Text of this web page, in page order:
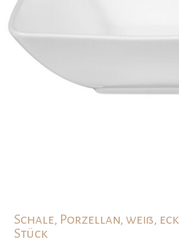
Schale, Porzellan, weiß,
Stück